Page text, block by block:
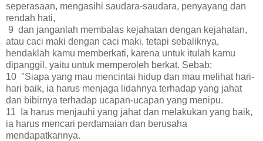
seperasaan, mengasihi saudara-saudara, penyayang dan
rendah hati,
9 dan janganlah membalas kejahatan dengan kejahatan,
atau caci maki dengan caci maki, tetapi sebaliknya,
hendaklah kamu memberkati, karena untuk itulah kamu
dipanggil, yaitu untuk memperoleh berkat. Sebab:
10 "Siapa yang mau mencintai hidup dan mau melihat hari-
hari baik, ia harus menjaga lidahnya terhadap yang jahat
dan bibirnya terhadap ucapan-ucapan yang menipu.
11 Ia harus menjauhi yang jahat dan melakukan yang baik,
ia harus mencari perdamaian dan berusaha
mendapatkannya.